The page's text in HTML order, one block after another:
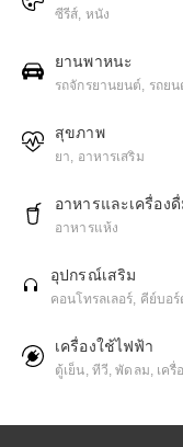
ซีรีส์, หนัง
ยานพาหนะ
รถจักรยานยนต์, รถยน
สุขภาพ
ยา, อาหารเสริม
อาหารและเครื่อง
อาหารแห้ง
อุปกรณ์เสริม
คอนโทรลเลอร์, คีย์บอร์
เก็บข้อมูล, อุปกรณ์เสริม
เครื่องเสียง / ลำโพง /
เครื่องใช้ไฟฟ้า
ตู้เย็น, ทีวี, พัดลม, เครื่